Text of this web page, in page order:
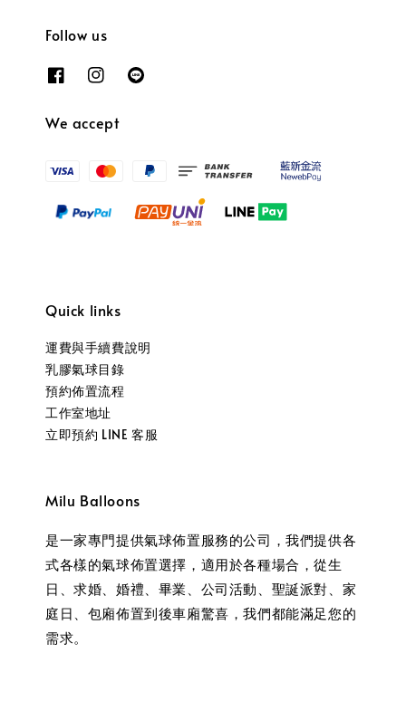
Follow us
We accept
Quick links
運費與手續費說明
乳膠氣球目錄
預約佈置流程
工作室地址
立即預約 LINE 客服
Milu Balloons
是一家專門提供氣球佈置服務的公司，我們提供各
式各樣的氣球佈置選擇，適用於各種場合，從生
日、求婚、婚禮、畢業、公司活動、聖誕派對、家
庭日、包廂佈置到後車廂驚喜，我們都能滿足您的
需求。